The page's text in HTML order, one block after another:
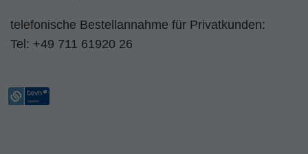
telefonische Bestellannahme für Privatkunden:
Tel: +49 711 61920 26